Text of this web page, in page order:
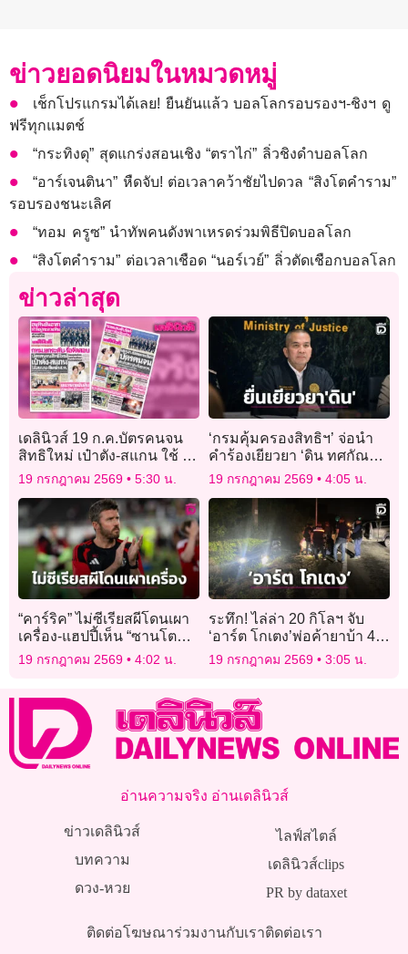
ข่าวยอดนิยมในหมวดหมู่
เช็กโปรแกรมได้เลย! ยืนยันแล้ว บอลโลกรอบรองฯ-ชิงฯ ดู
ฟรีทุกแมตช์
“กระทิงดุ” สุดแกร่งสอนเชิง “ตราไก่” ลิ่วชิงดำบอลโลก
“อาร์เจนตินา” หืดจับ! ต่อเวลาคว้าชัยไปดวล “สิงโตคำราม”
รอบรองชนะเลิศ
“ทอม ครูซ” นำทัพคนดังพาเหรดร่วมพิธีปิดบอลโลก
“สิงโตคำราม” ต่อเวลาเชือด “นอร์เวย์” ลิ่วตัดเชือกบอลโลก
ข่าวล่าสุด
เดลินิวส์ 19 ก.ค.บัตรคนจน
สิทธิใหม่ เป๋าตัง-สแกน ใช้ 2
แบบ-ดีเดย์ 1 ส.ค.
19 กรกฎาคม 2569 5:30 น.
‘กรมคุ้มครองสิทธิฯ’ จ่อนำ
คำร้องเยียวยา ‘ดิน ทศกัณฐ์’
เสนอคณะอนุกรรมการฯ 20
19 กรกฎาคม 2569 4:05 น.
“คาร์ริค” ไม่ซีเรียสผีโดนเผา
เครื่อง-แฮปปี้เห็น “ซานโตส”
ประเดิมสนาม
19 กรกฎาคม 2569 4:02 น.
ระทึก! ไล่ล่า 20 กิโลฯ จับ
‘อาร์ต โกเตง’พ่อค้ายาบ้า 4
หมายจับ ค่าหัว 3 แสน
19 กรกฎาคม 2569 3:05 น.
อ่านความจริง อ่านเดลินิวส์
ข่าวเดลินิวส์
บทความ
ดวง-หวย
ไลฟ์สไตล์
เดลินิวส์clips
PR by dataxet
ติดต่อโฆษณาร่วมงานกับเราติดต่อเรา